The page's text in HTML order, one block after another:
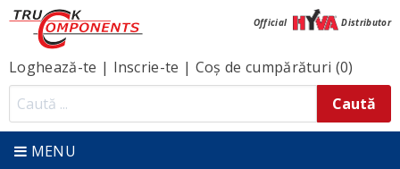
Official Distributor
Loghează-te | Inscrie-te | Coș de cumpărături (0)
MENU